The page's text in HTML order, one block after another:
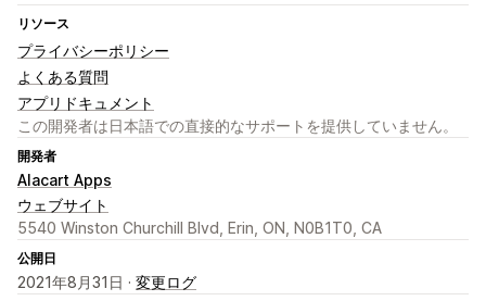
リソース
プライバシーポリシー
よくある質問
アプリドキュメント
この開発者は日本語での直接的なサポートを提供していません。
開発者
Alacart Apps
ウェブサイト
5540 Winston Churchill Blvd, Erin, ON, N0B1T0, CA
公開日
2021年8月31日 · 変更ログ